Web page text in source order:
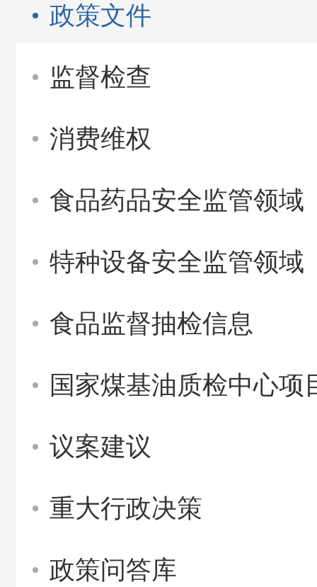
政策文件
监督检查
消费维权
食品药品安全监管领域
特种设备安全监管领域
食品监督抽检信息
国家煤基油质检中心项
议案建议
重大行政决策
政策问答库